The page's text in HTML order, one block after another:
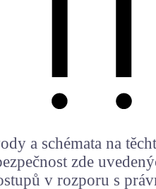
a schémata na
zde
v rozporu s